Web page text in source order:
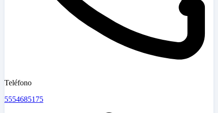
Teléfono
5554685175